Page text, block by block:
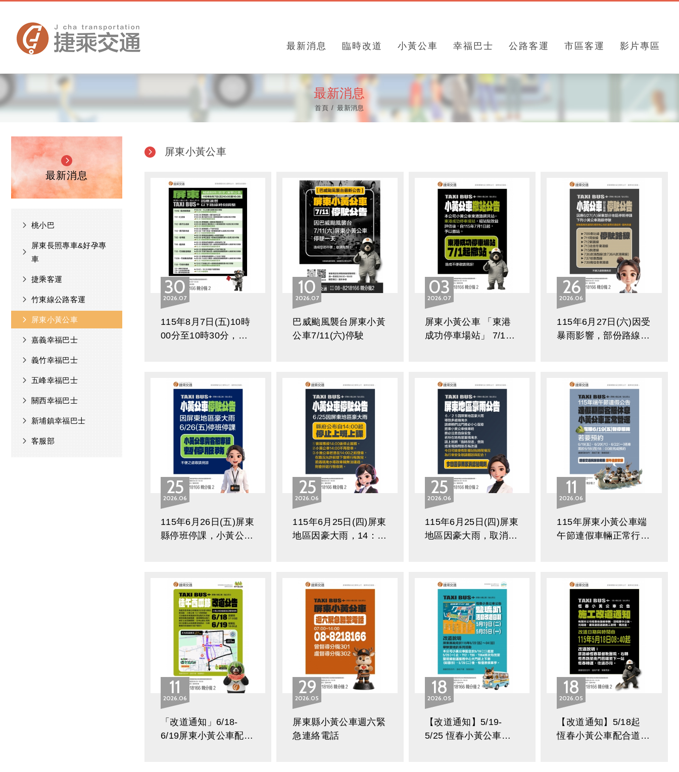
最新消息 臨時改道 小黃公車 幸福巴士 公路客運 市區客運 影片專區
最新消息
首頁 最新消息
最新消息
桃小巴
屏東長照專車&好孕專
車
捷乘客運
竹東線公路客運
屏東小黃公車
嘉義幸福巴士
義竹幸福巴士
五峰幸福巴士
關西幸福巴士
新埔鎮幸福巴士
客服部
屏東小黃公車
30
07
2026
115年8月7日(五)10時
00分至10時30分，因
1007
2026
巴威颱風襲台屏東小黃
公車7/11(六)停駛
03
07
2026
屏東小黃公車 「東港
成功停車場站」 7/1起
26
06
2026
115年6月27日(六)因受
暴雨影響，部份路線停
2506
2026
115年6月26日(五)屏東
縣停班停課，小黃公車
2506
2026
115年6月25日(四)屏東
地區因豪大雨，14：
2506
2026
115年6月25日(四)屏東
地區因豪大雨，取消記
1106
2026
115年屏東小黃公車端
午節連假車輛正常行
1106
2026
「改道通知」6/18-
6/19屏東小黃公車配合
2905
2026
屏東縣小黃公車週六緊
急連絡電話
1805
2026
【改道通知】5/19-
5/25 恆春小黃公車配
1805
2026
【改道通知】5/18起
恆春小黃公車配合道路